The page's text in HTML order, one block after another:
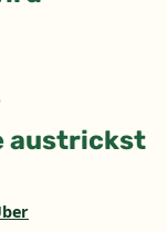
austrickst